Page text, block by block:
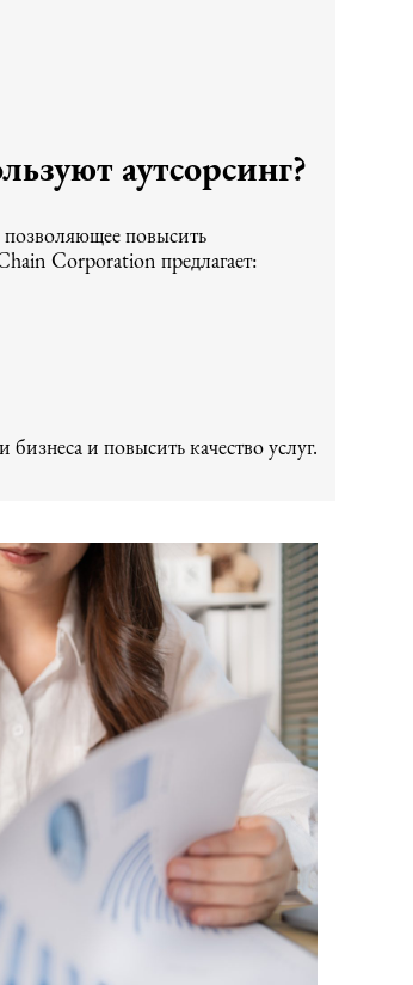
аутсорсинг?
позволяющее повысить
Corporation предлагает:
и повысить качество услуг.